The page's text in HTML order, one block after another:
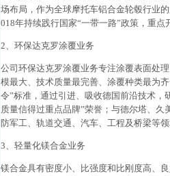
场布局，作为全球摩托车铝合金轮毂行业
018年持续践行国家“一带一路”政策，重
2、环保达克罗涂覆业务
公司环保达克罗涂覆业务专注涂覆表面处
模最大、技术质量最完善、涂覆种类最为
令”标准，通过引进、吸收德国前沿技术，
质量信得过重点品牌”荣誉；与德尔塔、
防军工、轨道交通、汽车、工程及桥梁等
3、轻量化镁合金业务
镁合金具有密度小、比强度和比刚度高、